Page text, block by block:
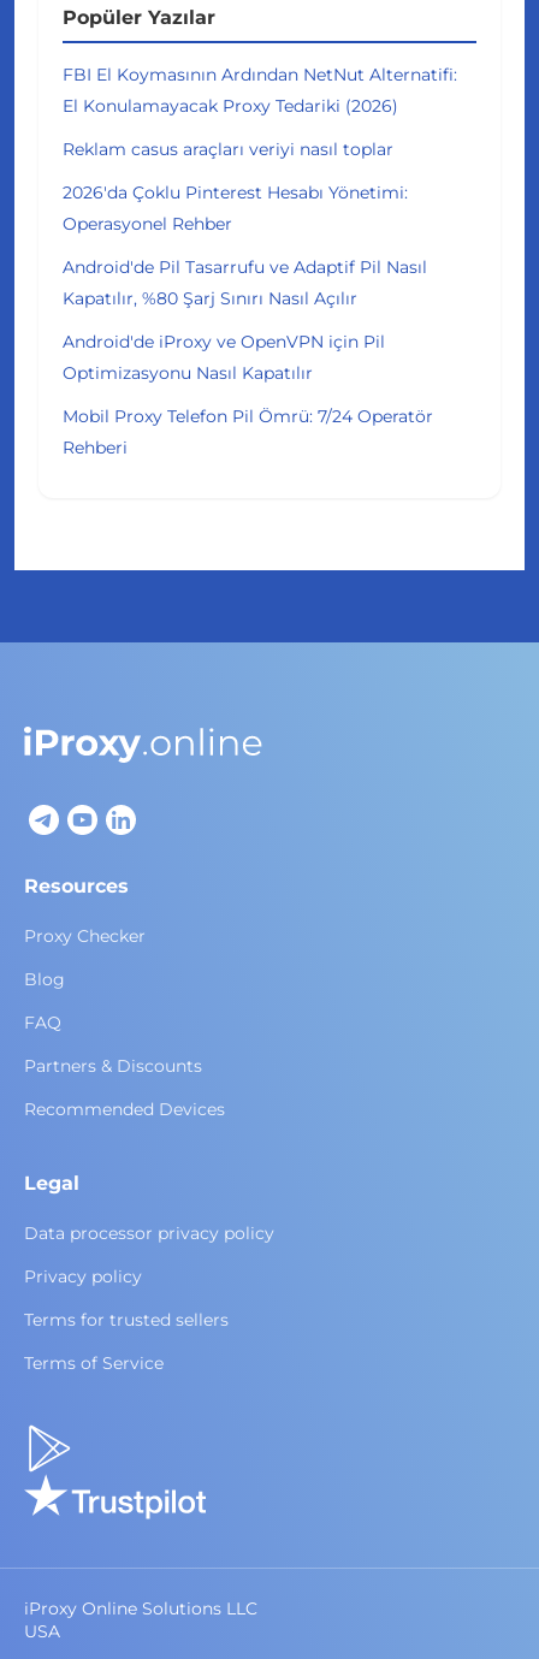
Popüler Yazılar
FBI El Koymasının Ardından NetNut Alternatifi:
El Konulamayacak Proxy Tedariki (2026)
Reklam casus araçları veriyi nasıl toplar
2026'da Çoklu Pinterest Hesabı Yönetimi:
Operasyonel Rehber
Android'de Pil Tasarrufu ve Adaptif Pil Nasıl
Kapatılır, %80 Şarj Sınırı Nasıl Açılır
Android'de iProxy ve OpenVPN için Pil
Optimizasyonu Nasıl Kapatılır
Mobil Proxy Telefon Pil Ömrü: 7/24 Operatör
Rehberi
Resources
Proxy Checker
Blog
FAQ
Partners & Discounts
Recommended Devices
Legal
Data processor privacy policy
Privacy policy
Terms for trusted sellers
Terms of Service
iProxy Online Solutions LLC
USA